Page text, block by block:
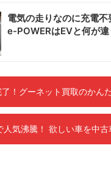
電気の走りなのに充電
e-POWERはEVと何が違
！グーネット買取のかん
人気沸騰！ 欲しい車を中